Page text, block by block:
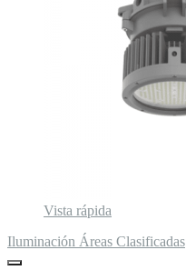
Vista rápida
Iluminación Áreas Clasificadas